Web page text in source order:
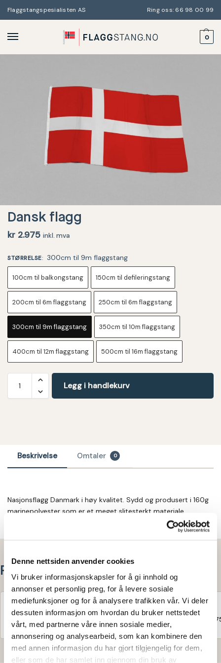
Denne nettsiden anvender cookies
Vi bruker informasjonskapsler for å gi innhold og
annonser et personlig preg, for å levere sosiale
mediefunksjoner og for å analysere trafikken vår. Vi deler
dessuten informasjon om hvordan du bruker nettstedet
vårt, med partnerne våre innen sosiale medier,
annonsering og analysearbeid, som kan kombinere den
med annen informasjon du har gjort tilgjengelig for dem,
eller som de har samlet inn gjennom din bruk av
Flaggstangspesialisten AS Ring oss: 66 98 00 99
0
Dansk flagg
kr 2.975 inkl. mva
STØRRELSE: 300cm til 9m flaggstang
100cm til balkongstang 150cm til defileringstang
200cm til 6m flaggstang 250cm til 6m flaggstang
300cm til 9m flaggstang 350cm til 10m flaggstang
400cm til 12m flaggstang 500cm til 16m flaggstang
Legg i handlekurv
Beskrivelse Omtaler 0
Nasjonsflagg Danmark i høy kvalitet. Sydd og produsert i 160g
marinepolyester som er et meget slitesterkt materiale.
Relaterte produkter
Norsk flagg
600
Svensk flagg